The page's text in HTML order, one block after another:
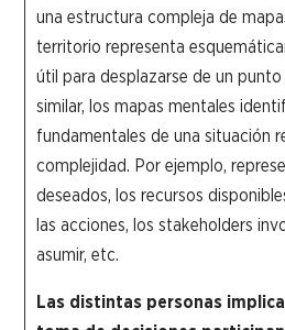
una estructura compleja de
territorio representa
útil para desplazarse de un
similar, los mapas mentales
fundamentales de una situación
complejidad. Por ejemplo,
deseados, los recursos
las acciones, los stakeholders
asumir, etc.
Las distintas personas